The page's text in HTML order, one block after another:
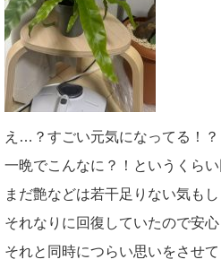
え…？すごい元気になってる！？
一晩でこんなに？！というくら
まだ艶などは若干足りない気も
それなりに回復していたので安
それと同時につらい思いをさせ